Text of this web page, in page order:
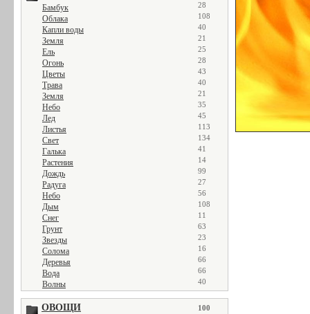
Бамбук 28
Облака 108
Капли воды 40
Земля 21
Ель 25
Огонь 28
Цветы 43
Трава 40
Земля 21
Небо 35
Лед 45
Листья 113
Свет 134
Галька 41
Растения 14
Дождь 99
Радуга 27
Небо 56
Дым 108
Снег 11
Грунт 63
Звезды 23
Солома 16
Деревья 66
Вода 66
Волны 40
ОВОЩИ 100